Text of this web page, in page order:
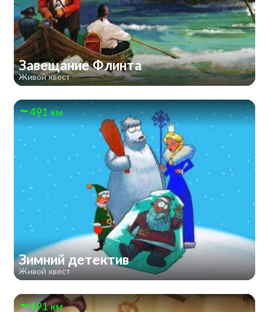
Завещание Флинта
Живой квест
491 км
Зимний детектив
Живой квест
491 км